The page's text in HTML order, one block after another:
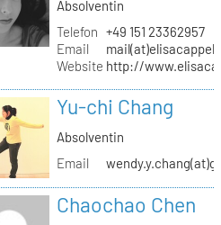
Absolventin
Telefon +49 151 23362957
Email
Website http://
Yu-chi Chang
Absolventin
Email
Chaochao Chen